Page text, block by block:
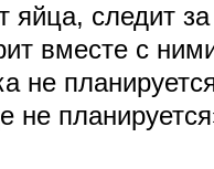
яйца, следит
вместе с
не
не